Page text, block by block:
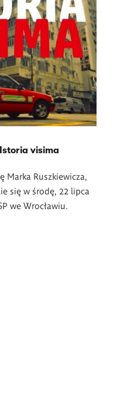
visima
Marka Ruszkiewicza,
się w środę, 22 lipca
we Wrocławiu.